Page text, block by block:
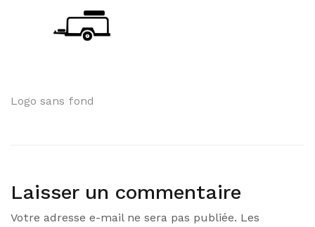
Navigation
Logo sans fond
Laisser un commentaire
Votre adresse e-mail ne sera pas publiée. Les